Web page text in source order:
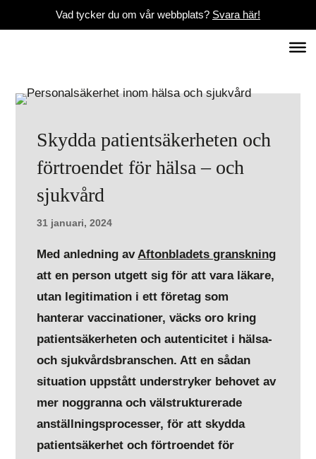
Vad tycker du om vår webbplats? Svara här!
Skydda patientsäkerheten och
förtroendet för hälsa – och
sjukvård
31 januari, 2024
Med anledning avAftonbladets granskning
att en person utgett sig för att vara läkare,
utan legitimation i ett företag som
hanterar vaccinationer, väcks oro kring
patientsäkerheten och autenticitet i hälsa-
och sjukvårdsbranschen. Att en sådan
situation uppstått understryker behovet av
mer noggranna och välstrukturerade
anställningsprocesser, för att skydda
patientsäkerhet och förtroendet för